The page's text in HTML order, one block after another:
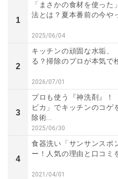
1
「まさかの食材を使った
法とは？夏本番前の今や
2025/06/04
2
キッチンの頑固な水垢、
る？掃除のプロが本気で
2026/07/01
3
プロも使う『神洗剤』！
ビカ」でキッチンのコゲ
除術...
2025/06/30
4
食器洗い「サンサンスポ
ー！人気の理由と口コミ
2021/04/01